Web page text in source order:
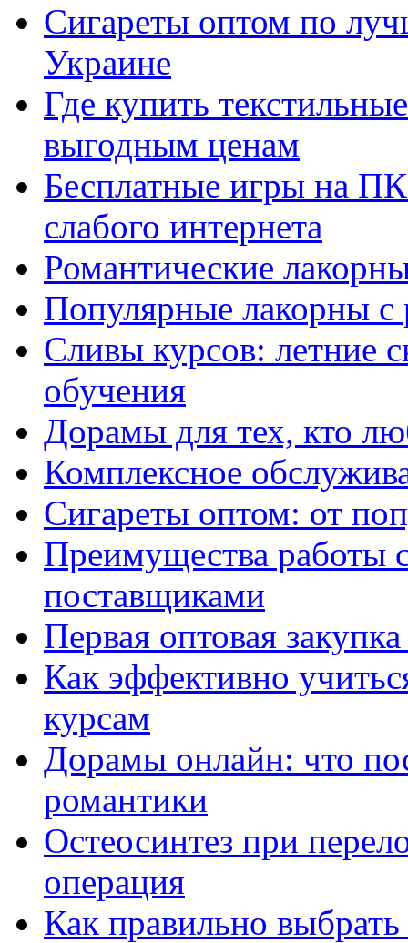
Сигареты оптом по
Украине
Где купить
выгодным ценам
Бесплатные игры на
слабого интернета
Романтические
Популярные лакорны с
Сливы курсов: летние
обучения
Дорамы для тех, кто
Комплексное
Сигареты оптом: от
Преимущества работы
поставщиками
Первая оптовая
Как эффективно
курсам
Дорамы онлайн: что
романтики
Остеосинтез при
операция
Как правильно